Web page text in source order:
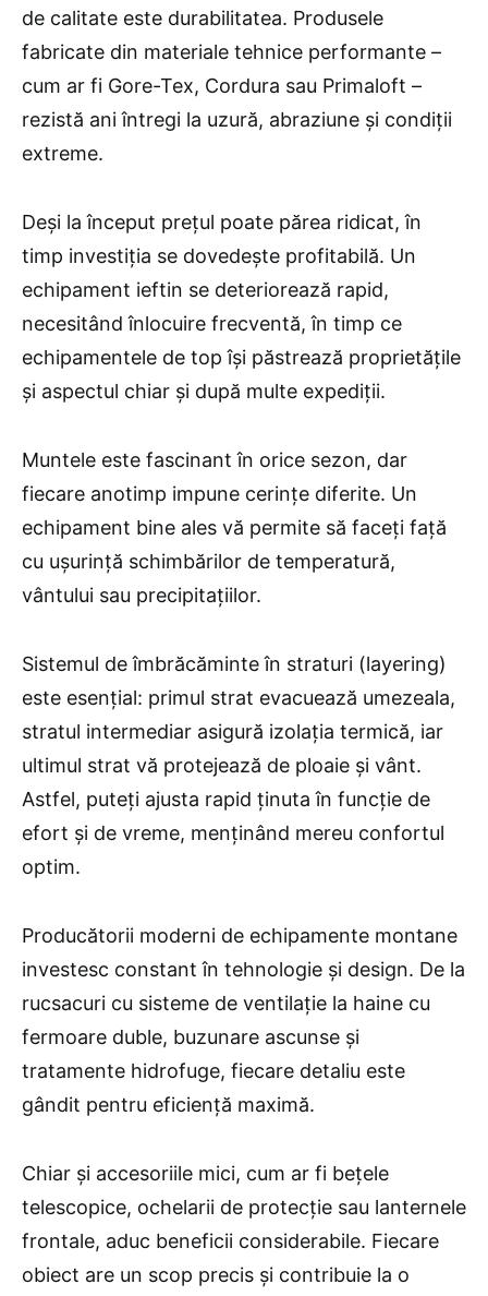
de calitate este durabilitatea. Produsele
fabricate din materiale tehnice performante –
cum ar fi Gore-Tex, Cordura sau Primaloft –
rezistă ani întregi la uzură, abraziune și condiții
extreme.
Deși la început prețul poate părea ridicat, în
timp investiția se dovedește profitabilă. Un
echipament ieftin se deteriorează rapid,
necesitând înlocuire frecventă, în timp ce
echipamentele de top își păstrează proprietățile
și aspectul chiar și după multe expediții.
Muntele este fascinant în orice sezon, dar
fiecare anotimp impune cerințe diferite. Un
echipament bine ales vă permite să faceți față
cu ușurință schimbărilor de temperatură,
vântului sau precipitațiilor.
Sistemul de îmbrăcăminte în straturi (layering)
este esențial: primul strat evacuează umezeala,
stratul intermediar asigură izolația termică, iar
ultimul strat vă protejează de ploaie și vânt.
Astfel, puteți ajusta rapid ținuta în funcție de
efort și de vreme, menținând mereu confortul
optim.
Producătorii moderni de echipamente montane
investesc constant în tehnologie și design. De la
rucsacuri cu sisteme de ventilație la haine cu
fermoare duble, buzunare ascunse și
tratamente hidrofuge, fiecare detaliu este
gândit pentru eficiență maximă.
Chiar și accesoriile mici, cum ar fi bețele
telescopice, ochelarii de protecție sau lanternele
frontale, aduc beneficii considerabile. Fiecare
obiect are un scop precis și contribuie la o